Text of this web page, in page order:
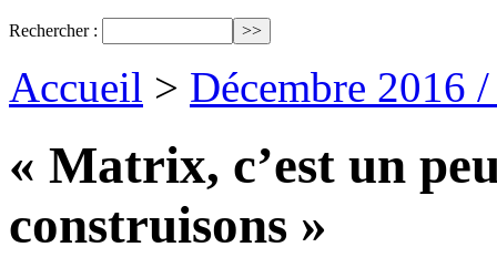
Rechercher :
Accueil > Décembre 2016
« Matrix, c’est un
construisons »